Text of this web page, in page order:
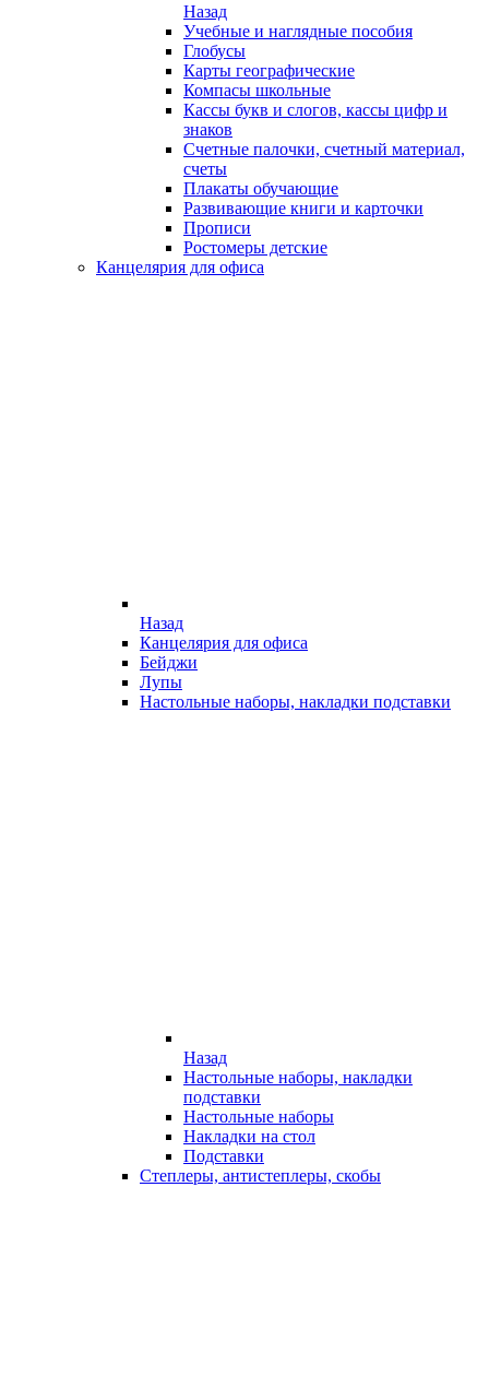
Назад
Учебные и наглядные пособия
Глобусы
Карты географические
Компасы школьные
Кассы букв и слогов, кассы цифр и
знаков
Счетные палочки, счетный материал,
счеты
Плакаты обучающие
Развивающие книги и карточки
Прописи
Ростомеры детские
Канцелярия для офиса
Назад
Канцелярия для офиса
Бейджи
Лупы
Настольные наборы, накладки подставки
Назад
Настольные наборы, накладки
подставки
Настольные наборы
Накладки на стол
Подставки
Степлеры, антистеплеры, скобы